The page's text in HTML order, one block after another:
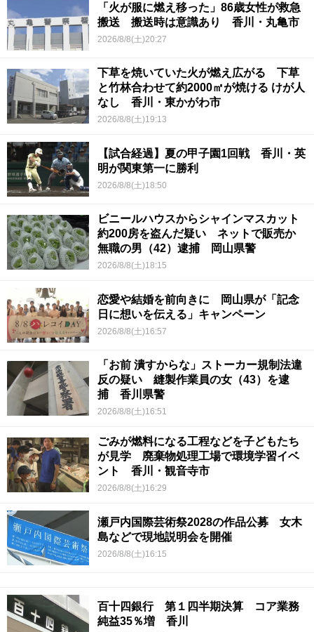
「火が服に燃え移った」86歳女性が救急
搬送 搬送時は意識あり 香川・丸亀市
2026/8/8(土)20:27
下草を焼いていた火が燃え広がる 下草
と竹林合わせて約2000㎡が焼ける けが人
なし 香川・東かがわ市
2026/8/8(土)19:13
【試合経過】夏の甲子園1回戦 香川・英
明が関東第一に勝利
2026/8/8(土)18:50
ビニールハウスからシャインマスカット
約200房を盗んだ疑い ネットで販売か
無職の男（42）逮捕 岡山県警
2026/8/8(土)18:15
恋愛や結婚を前向きに 岡山県が「記念
日に想いを伝える」キャンペーン
2026/8/8(土)16:57
「お前 潰すからな」ストーカー規制法違
反の疑い 縫製作業員の女（43）を逮
捕 香川県警
2026/8/8(土)16:51
ごみが燃料になる工程などを子どもたち
が見学 廃棄物処理工場で環境学習イベ
ント 香川・観音寺市
2026/8/8(土)16:29
瀬戸内国際芸術祭2028の作品公募 女木
島などで現地説明会を開催
2026/8/8(土)16:15
百十四銀行 第１四半期決算 コア業務
純益35％増 香川